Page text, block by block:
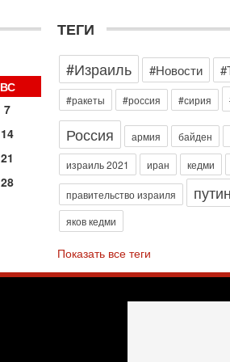
ВС
7
14
21
28
ТЕГИ
#Израиль
#Новости
#ракеты #россия #сирия
Россия армия байден
израиль 2021 иран кедми
правительство израиля путин
яков кедми
Показать все теги